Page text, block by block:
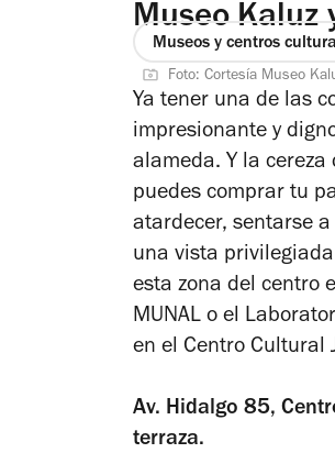
Museo Kaluz
Museos y centros
Foto: Cortesía Museo
Ya tener una de las
impresionante y
alameda. Y la
puedes comprar tu
atardecer, sentarse
una vista
esta zona del centro
MUNAL o el
en el Centro Cultural
Av. Hidalgo 85,
terraza.